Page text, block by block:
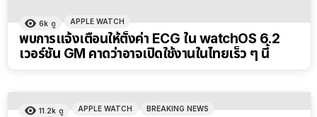
6k ดู APPLE WATCH
พบการแจ้งเตือนให้ตั้งค่า ECG ใน watchOS 6.2
เวอร์ชัน GM คาดว่าอาจเปิดใช้งานในไทยเร็ว ๆ นี้
11.2k ดู APPLE WATCH BREAKING NEWS